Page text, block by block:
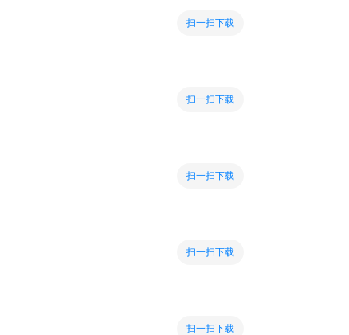
扫一扫下载
扫一扫下载
扫一扫下载
扫一扫下载
扫一扫下载